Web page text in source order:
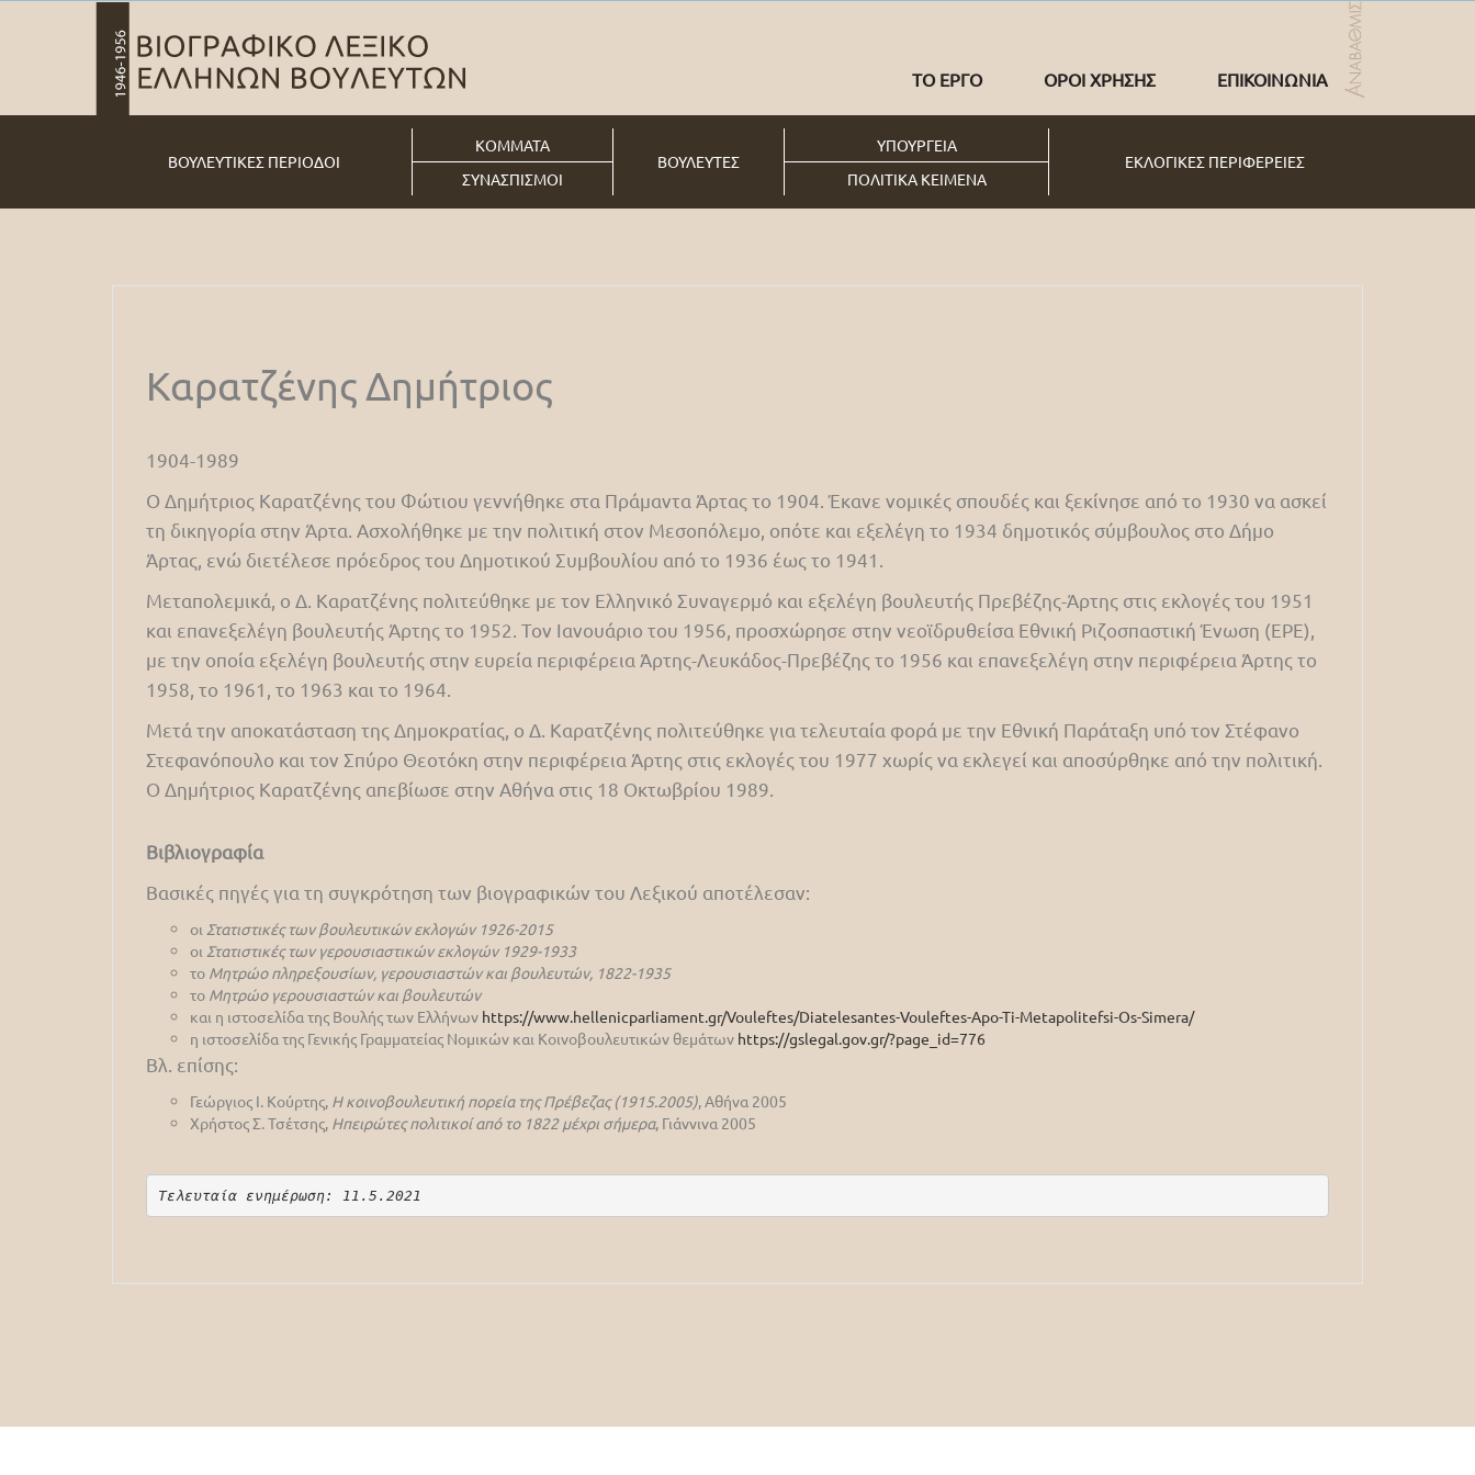
ΤΟ ΕΡΓΟ ΟΡΟΙ ΧΡΗΣΗΣ ΕΠΙΚΟΙΝΩΝΙΑ
ΒΟΥΛΕΥΤΙΚΕΣ ΠΕΡΙΟΔΟΙ
ΚΟΜΜΑΤΑ
ΒΟΥΛΕΥΤΕΣ
ΥΠΟΥΡΓΕΙΑ
ΕΚΛΟΓΙΚΕΣ ΠΕΡΙΦΕΡΕΙΕΣ
ΣΥΝΑΣΠΙΣΜΟΙ
ΠΟΛΙΤΙΚΑ ΚΕΙΜΕΝΑ
Καρατζένης Δημήτριος
1904-1989
Ο Δημήτριος Καρατζένης του Φώτιου γεννήθηκε στα Πράμαντα Άρτας το 1904. Έκανε νομικές σπουδές και ξεκίνησε από το 1930 να ασκεί
τη δικηγορία στην Άρτα. Ασχολήθηκε με την πολιτική στον Μεσοπόλεμο, οπότε και εξελέγη το 1934 δημοτικός σύμβουλος στο Δήμο
Άρτας, ενώ διετέλεσε πρόεδρος του Δημοτικού Συμβουλίου από το 1936 έως το 1941.
Μεταπολεμικά, ο Δ. Καρατζένης πολιτεύθηκε με τον Ελληνικό Συναγερμό και εξελέγη βουλευτής Πρεβέζης-Άρτης στις εκλογές του 1951
και επανεξελέγη βουλευτής Άρτης το 1952. Τον Ιανουάριο του 1956, προσχώρησε στην νεοϊδρυθείσα Εθνική Ριζοσπαστική Ένωση (ΕΡΕ),
με την οποία εξελέγη βουλευτής στην ευρεία περιφέρεια Άρτης-Λευκάδος-Πρεβέζης το 1956 και επανεξελέγη στην περιφέρεια Άρτης το
1958, το 1961, το 1963 και το 1964.
Μετά την αποκατάσταση της Δημοκρατίας, ο Δ. Καρατζένης πολιτεύθηκε για τελευταία φορά με την Εθνική Παράταξη υπό τον Στέφανο
Στεφανόπουλο και τον Σπύρο Θεοτόκη στην περιφέρεια Άρτης στις εκλογές του 1977 χωρίς να εκλεγεί και αποσύρθηκε από την πολιτική.
Ο Δημήτριος Καρατζένης απεβίωσε στην Αθήνα στις 18 Οκτωβρίου 1989.
Βιβλιογραφία
Βασικές πηγές για τη συγκρότηση των βιογραφικών του Λεξικού αποτέλεσαν:
οι Στατιστικές των βουλευτικών εκλογών 1926-2015
οι Στατιστικές των γερουσιαστικών εκλογών 1929-1933
το Μητρώο πληρεξουσίων, γερουσιαστών και βουλευτών, 1822-1935
το Μητρώο γερουσιαστών και βουλευτών
και η ιστοσελίδα της Βουλής των Ελλήνων https://www.hellenicparliament.gr/Vouleftes/Diatelesantes-Vouleftes-Apo-Ti-Metapolitefsi-Os-Simera/
η ιστοσελίδα της Γενικής Γραμματείας Νομικών και Κοινοβουλευτικών θεμάτων https://gslegal.gov.gr/?page_id=776
Βλ. επίσης:
Γεώργιος Ι. Κούρτης, Η κοινοβουλευτική πορεία της Πρέβεζας (1915.2005), Αθήνα 2005
Χρήστος Σ. Τσέτσης, Ηπειρώτες πολιτικοί από το 1822 μέχρι σήμερα, Γιάννινα 2005
Τελευταία ενημέρωση: 11.5.2021